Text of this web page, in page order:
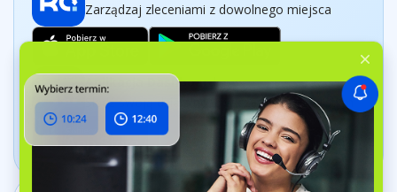
Zarządzaj zleceniami z dowolnego miejsca
Aplikacja Dashboard
Śledź swoją działalność w czasie rzeczywistym